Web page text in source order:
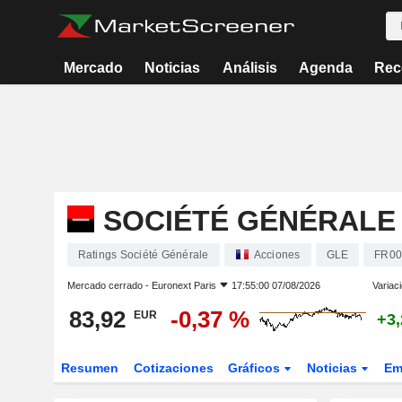
Mercado Noticias Análisis Agenda
SOCIÉTÉ GÉNÉRALE
Ratings Société Générale Acciones GLE
Mercado cerrado - Euronext Paris 17:55:00 07/08/2026
83,92 EUR -0,37 %
Resumen Cotizaciones Gráficos Noticias